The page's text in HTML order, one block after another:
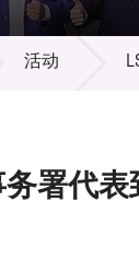
活动
署代表